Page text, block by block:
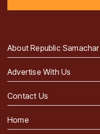
About Republic Samachar
Advertise With Us
Contact Us
Home